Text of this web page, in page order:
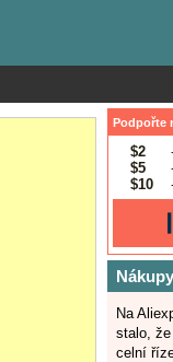
Podpořte
$2
$5
$10
Na
stalo,
celní